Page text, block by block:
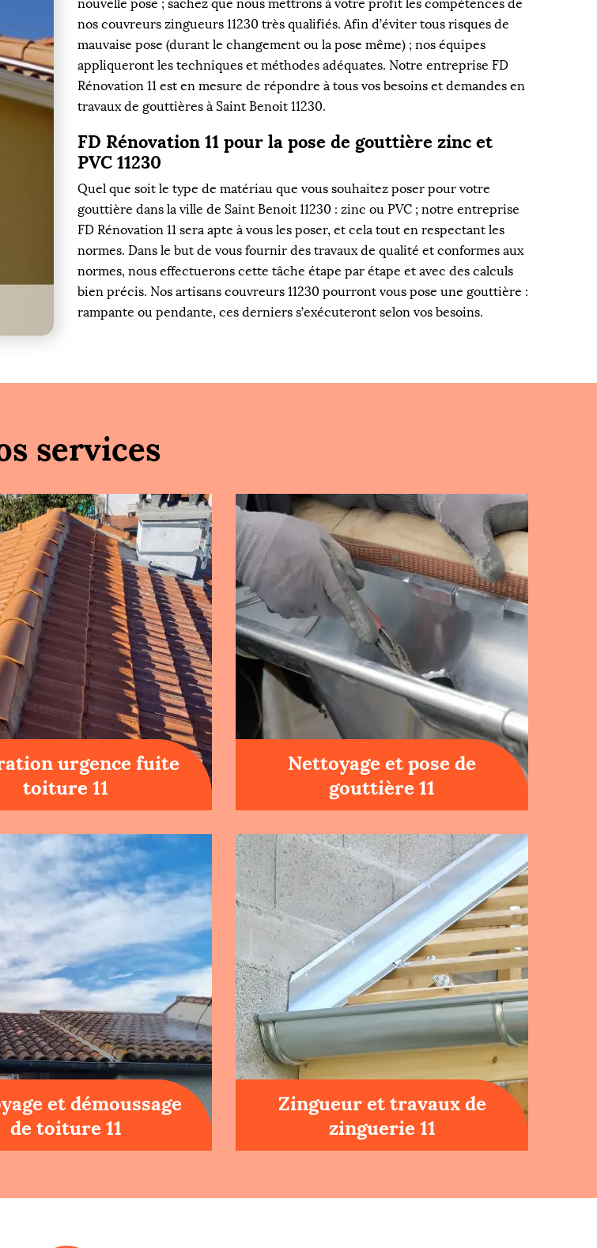
nouvelle pose ; sachez que nous mettrons à votre profit les compétences de
nos couvreurs zingueurs 11230 très qualifiés. Afin d’éviter tous risques de
mauvaise pose (durant le changement ou la pose même) ; nos équipes
appliqueront les techniques et méthodes adéquates. Notre entreprise FD
Rénovation 11 est en mesure de répondre à tous vos besoins et demandes en
travaux de gouttières à Saint Benoit 11230.
FD Rénovation 11 pour la pose de gouttière zinc et
PVC 11230
Quel que soit le type de matériau que vous souhaitez poser pour votre
gouttière dans la ville de Saint Benoit 11230 : zinc ou PVC ; notre entreprise
FD Rénovation 11 sera apte à vous les poser, et cela tout en respectant les
normes. Dans le but de vous fournir des travaux de qualité et conformes aux
normes, nous effectuerons cette tâche étape par étape et avec des calculs
bien précis. Nos artisans couvreurs 11230 pourront vous pose une gouttière :
rampante ou pendante, ces derniers s’exécuteront selon vos besoins.
services
urgence fuite
toiture 11
Nettoyage et pose de
gouttière 11
et démoussage
de toiture 11
Zingueur et travaux de
zinguerie 11